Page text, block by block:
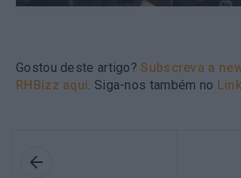
Gostou deste artigo? Subscreva a
RHBizz aqui . Siga-nos também no